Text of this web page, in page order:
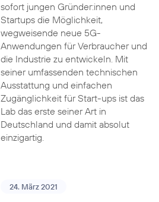
sofort jungen Gründer:innen und
Startups die Möglichkeit,
wegweisende neue 5G-
Anwendungen für Verbraucher und
die Industrie zu entwickeln. Mit
seiner umfassenden technischen
Ausstattung und einfachen
Zugänglichkeit für Start-ups ist das
Lab das erste seiner Art in
Deutschland und damit absolut
einzigartig.
24. März 2021